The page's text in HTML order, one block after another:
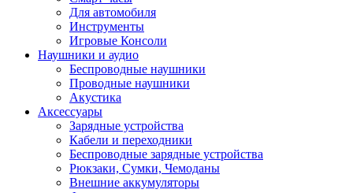
Для автомобиля
Инструменты
Игровые Консоли
Наушники и аудио
Беспроводные наушники
Проводные наушники
Акустика
Аксессуары
Зарядные устройства
Кабели и переходники
Беспроводные зарядные устройства
Рюкзаки, Сумки, Чемоданы
Внешние аккумуляторы